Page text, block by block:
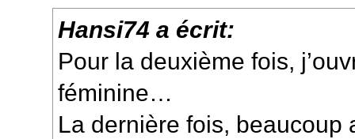
Hansi74 a écrit:
Pour la deuxième fois,
féminine…
La dernière fois, beaucoup